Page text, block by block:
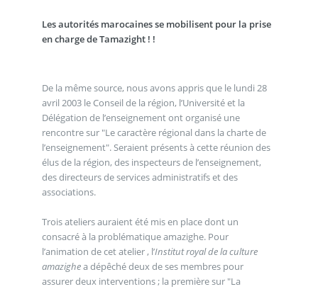
Les autorités marocaines se mobilisent pour la prise
en charge de Tamazight ! !
De la même source, nous avons appris que le lundi 28
avril 2003 le Conseil de la région, l’Université et la
Délégation de l’enseignement ont organisé une
rencontre sur "Le caractère régional dans la charte de
l’enseignement". Seraient présents à cette réunion des
élus de la région, des inspecteurs de l’enseignement,
des directeurs de services administratifs et des
associations.
Trois ateliers auraient été mis en place dont un
consacré à la problématique amazighe. Pour
l’animation de cet atelier , l’Institut royal de la culture
amazighea dépêché deux de ses membres pour
assurer deux interventions ; la première sur "La